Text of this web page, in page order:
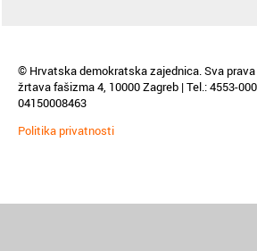
© Hrvatska demokratska zajednica. Sva prava
žrtava fašizma 4, 10000 Zagreb | Tel.: 4553-
04150008463
Politika privatnosti